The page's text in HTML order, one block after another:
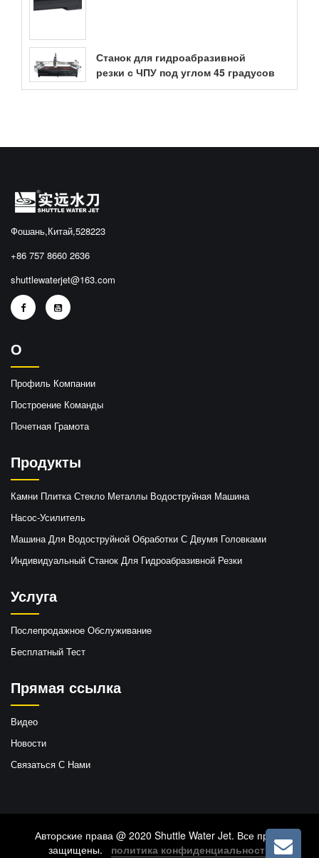
Станок для гидроабразивной
резки с ЧПУ под углом 45 градусов
Фошань,Китай,528223
+86 757 8660 2636
shuttlewaterjet@163.com
О
Профиль Компании
Построение Команды
Почетная Грамота
Продукты
Камни Плитка Стекло Металлы Водоструйная Машина
Насос-Усилитель
Машина Для Водоструйной Обработки С Двумя Головками
Индивидуальный Станок Для Гидроабразивной Резки
Услуга
Послепродажное Обслуживание
Бесплатный Тест
Прямая ссылка
Видео
Новости
Связаться С Нами
Авторские права @ 2020 Shuttle Water Jet. Все права
защищены.
политика конфиденциальности